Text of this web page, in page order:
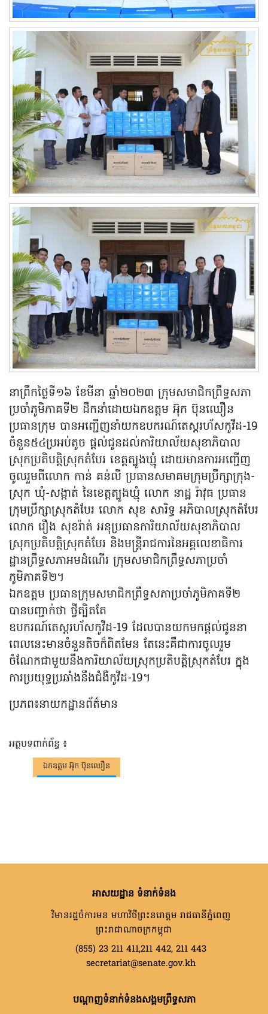
នាព្រឹកថ្ងៃទី១៦ ខែមីនា ឆ្នាំ២០២៣ ក្រុមសមាជិកព្រឹទ្ធសភា
ប្រចាំភូមិភាគទី២ ដឹកនាំដោយឯកឧត្តម អ៊ុក ប៊ុនឈឿន
ប្រធានក្រុម បានអញ្ជើញនាំយកឧបករណ៍តេស្តរហ័សកូវីដ-19
ចំនួន៥៤ប្រអប់តូច ផ្តល់ជូនដល់ការិយាល័យសុខាភិបាល
ស្រុកប្រតិបត្តិស្រុកតំបែរ ខេត្តត្បូងឃ្មុំ ដោយមានការអញ្ជើញ
ចូលរួមពីលោក កាន់ គន់លី ប្រធានសមាគមក្រុមប្រឹក្សាក្រុង-
ស្រុក ឃុំ-សង្កាត់ នៃខេត្តត្បូងឃ្មុំ លោក នាដ្ឋ រ៉ាវុធ ប្រធាន
ក្រុមប្រឹក្សាស្រុកតំបែរ លោក សុខ សារិទ្ធ អភិបាលស្រុកតំបែរ
លោក រឿង សុខរ៉ាត់ អនុប្រធានការិយាល័យសុខាភិបាល
ស្រុកប្រតិបត្តិស្រុកតំបែរ និងមន្រ្តីរាជការនៃអគ្គលេខាធិការ
ដ្ឋានព្រឹទ្ធសភាអមដំណើរ ក្រុមសមាជិកព្រឹទ្ធសភាប្រចាំ
ភូមិភាគទី២។
ឯកឧត្តម ប្រធានក្រុមសមាជិកព្រឹទ្ធសភាប្រចាំភូមិភាគទី២
បានបញ្ជាក់ថា ថ្វីត្បិតតែ
ឧបករណ៍តេស្តរហ័សកូវីដ-19 ដែលបានយកមកផ្តល់ជូននា
ពេលនេះមានចំនួនតិចក៏ពិតមែន តែនេះគឺជាការចូលរួម
ចំណែកជាមួយនឹងការិយាល័យស្រុកប្រតិបត្តិស្រុកតំបែរ ក្នុង
ការប្រយុទ្ធប្រឆាំងនឹងជំងឺកូវីដ-19។
ប្រភព៖នាយកដ្ឋានព័ត៌មាន
អត្ថបទពាក់ព័ន្ធ ៖
ឯកឧត្តម អ៊ុក ប៊ុនឈឿន
អាសយដ្ឋាន ទំនាក់ទំនង
វិមានរដ្ឋចំការមន មហាវិថីព្រះនរោត្តម រាជធានីភ្នំពេញ
ព្រះរាជាណាចក្រកម្ពុជា
(855) 23 211 411,211 442, 211 443
secretariat@senate.gov.kh
បណ្តាញទំនាក់ទំនងសង្គមព្រឹទ្ធសភា